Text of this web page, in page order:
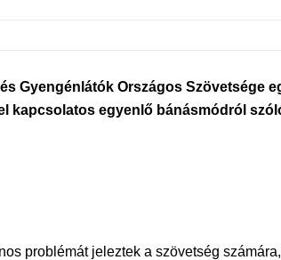
Gyengénlátók Országos Szövetsége
kapcsolatos egyenlő bánásmódról
problémát jeleztek a szövetség